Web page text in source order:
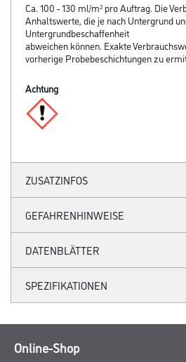
Ca. 100 - 130 ml/m² pro Auftrag. Die
Anhaltswerte, die je nach Untergrund
Untergrundbeschaffenheit
abweichen können. Exakte
vorherige Probebeschichtungen zu
Achtung
ZUSATZINFOS
GEFAHRENHINWEISE
DATENBLÄTTER
SPEZIFIKATIONEN
Online-Shop